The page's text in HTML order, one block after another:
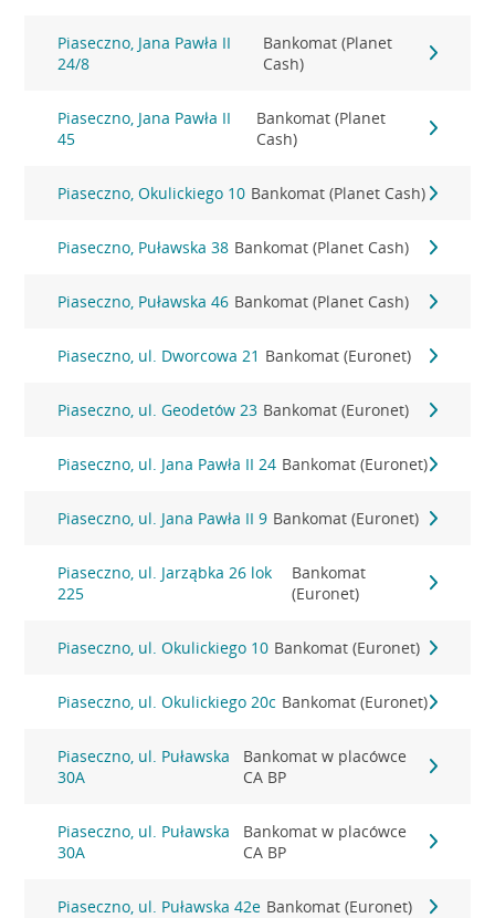
Piaseczno, Jana Pawła II
24/8
Bankomat (Planet
Cash)
Piaseczno, Jana Pawła II
45
Bankomat (Planet
Cash)
Piaseczno, Okulickiego 10 Bankomat (Planet Cash)
Piaseczno, Puławska 38 Bankomat (Planet Cash)
Piaseczno, Puławska 46 Bankomat (Planet Cash)
Piaseczno, ul. Dworcowa 21 Bankomat (Euronet)
Piaseczno, ul. Geodetów 23 Bankomat (Euronet)
Piaseczno, ul. Jana Pawła II 24 Bankomat (Euronet)
Piaseczno, ul. Jana Pawła II 9 Bankomat (Euronet)
Piaseczno, ul. Jarząbka 26 lok
225
Bankomat
(Euronet)
Piaseczno, ul. Okulickiego 10 Bankomat (Euronet)
Piaseczno, ul. Okulickiego 20c Bankomat (Euronet)
Piaseczno, ul. Puławska
30A
Bankomat w placówce
CA BP
Piaseczno, ul. Puławska
30A
Bankomat w placówce
CA BP
Piaseczno, ul. Puławska 42e Bankomat (Euronet)